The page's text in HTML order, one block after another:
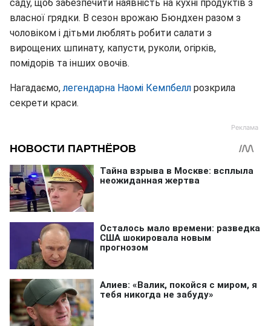
саду, щоб забезпечити наявність на кухні продуктів з
власної грядки. В сезон врожаю Бюндхен разом з
чоловіком і дітьми люблять робити салати з
вирощених шпинату, капусти, руколи, огірків,
помідорів та інших овочів.
Нагадаємо,легендарна Наомі Кемпбелл розкрила
секрети краси.